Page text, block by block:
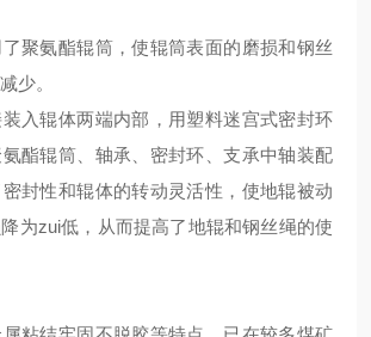
聚氨酯辊筒，使辊筒表面的磨损和钢丝
减少。
入辊体两端内部，用塑料迷宫式密封环
酯辊筒、轴承、密封环、支承中轴装配
封性和辊体的转动灵活性，使地辊被动
为zui低，从而提高了地辊和钢丝绳的使